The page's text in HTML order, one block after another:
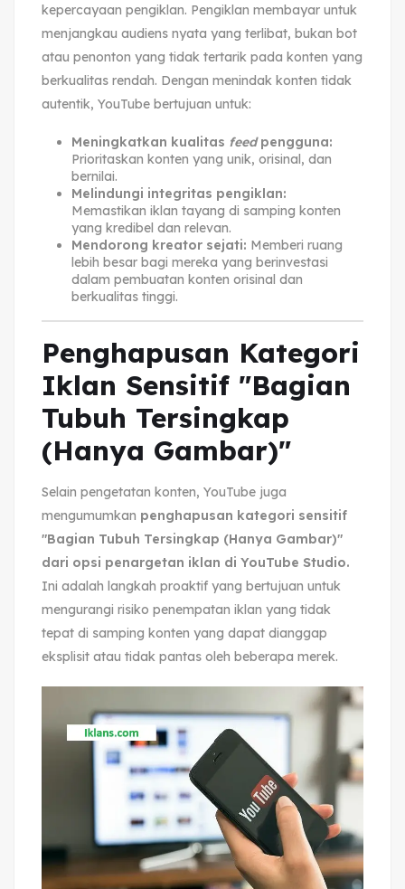
kepercayaan pengiklan. Pengiklan membayar untuk
menjangkau audiens nyata yang terlibat, bukan bot
atau penonton yang tidak tertarik pada konten yang
berkualitas rendah. Dengan menindak konten tidak
autentik, YouTube bertujuan untuk:
Meningkatkan kualitas feedpengguna:
Prioritaskan konten yang unik, orisinal, dan
bernilai.
Melindungi integritas pengiklan:
Memastikan iklan tayang di samping konten
yang kredibel dan relevan.
Mendorong kreator sejati: Memberi ruang
lebih besar bagi mereka yang berinvestasi
dalam pembuatan konten orisinal dan
berkualitas tinggi.
Penghapusan Kategori
Iklan Sensitif "Bagian
Tubuh Tersingkap
(Hanya Gambar)"
Selain pengetatan konten, YouTube juga
mengumumkan penghapusan kategori sensitif
"Bagian Tubuh Tersingkap (Hanya Gambar)"
dari opsi penargetan iklan di YouTube Studio.
Ini adalah langkah proaktif yang bertujuan untuk
mengurangi risiko penempatan iklan yang tidak
tepat di samping konten yang dapat dianggap
eksplisit atau tidak pantas oleh beberapa merek.